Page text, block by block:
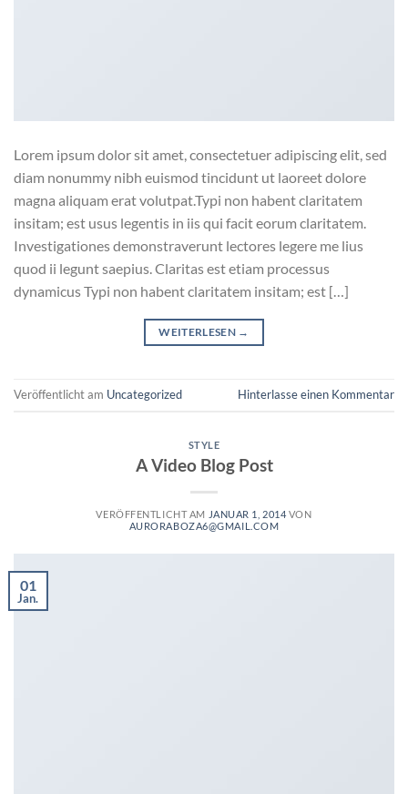
Lorem ipsum dolor sit amet, consectetuer adipiscing elit, sed
diam nonummy nibh euismod tincidunt ut laoreet dolore
magna aliquam erat volutpat.Typi non habent claritatem
insitam; est usus legentis in iis qui facit eorum claritatem.
Investigationes demonstraverunt lectores legere me lius
quod ii legunt saepius. Claritas est etiam processus
dynamicus Typi non habent claritatem insitam; est […]
WEITERLESEN →
Veröffentlicht am Uncategorized Hinterlasse einen Kommentar
STYLE
A Video Blog Post
VERÖFFENTLICHT AM JANUAR 1, 2014 VON
AURORABOZA6@GMAIL.COM
01
Jan.